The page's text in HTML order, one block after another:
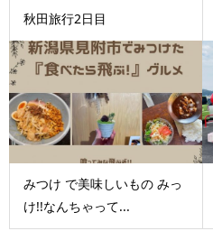
秋田旅行2日目
みつけ で美味しいもの みっ
け!!なんちゃって...